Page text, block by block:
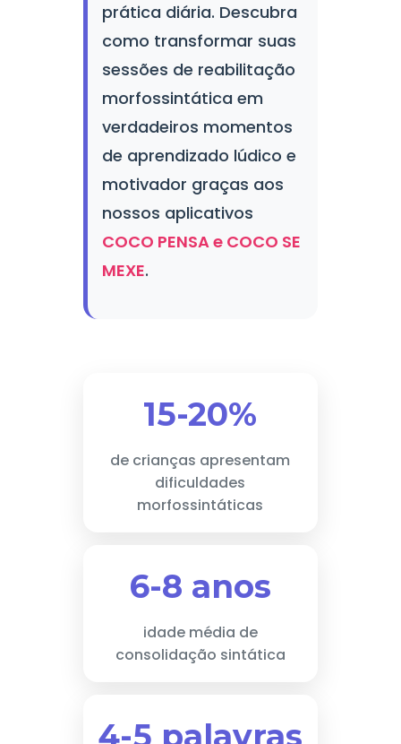
prática diária. Descubra
como transformar suas
sessões de reabilitação
morfossintática em
verdadeiros momentos
de aprendizado lúdico e
motivador graças aos
nossos aplicativos
COCO PENSA e COCO SE
MEXE.
15-20%
de crianças apresentam
dificuldades
morfossintáticas
6-8 anos
idade média de
consolidação sintática
4-5 palavras